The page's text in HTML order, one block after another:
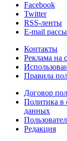
Facebook
Twitter
RSS-ленты
E-mail
Контакты
Реклама на
Правила
Договор
Политика в
данных
Редакция